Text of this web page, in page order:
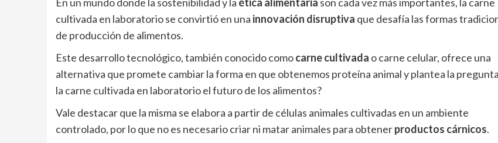
cultivada en laboratorio se convirtió en una innovación disruptiva que desafía las formas
de producción de alimentos.
Este desarrollo tecnológico, también conocido comocarne cultivada o carne celular, ofrece una
alternativa que promete cambiar la forma en que obtenemos proteína animal y plantea la
la carne cultivada en laboratorio el futuro de los alimentos?
Vale destacar que la misma se elabora a partir de células animales cultivadas en un ambiente
controlado, por lo que no es necesario criar ni matar animales para obtenerproductos cárnicos.